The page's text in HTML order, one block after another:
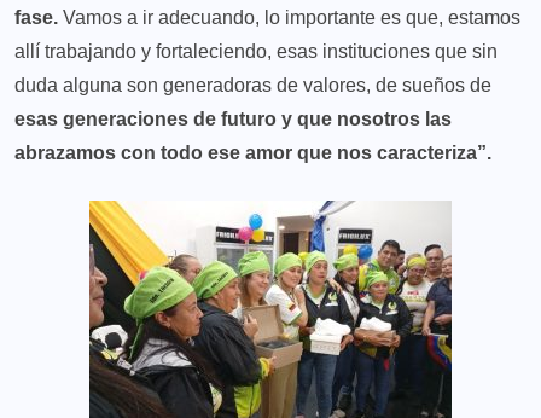
fase. Vamos a ir adecuando, lo importante es que, estamos
allí trabajando y fortaleciendo, esas instituciones que sin
duda alguna son generadoras de valores, de sueños de
esas generaciones de futuro y que nosotros las
abrazamos con todo ese amor que nos caracteriza”.